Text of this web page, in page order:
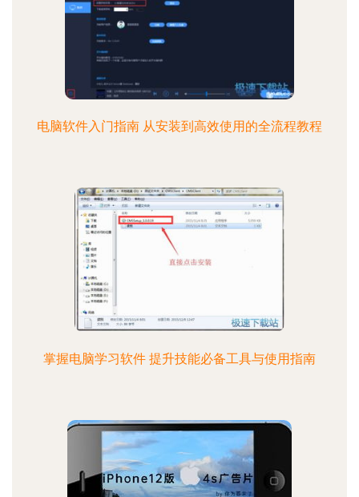
电脑软件入门指南 从安装到高效使用的全流程教程
掌握电脑学习软件 提升技能必备工具与使用指南